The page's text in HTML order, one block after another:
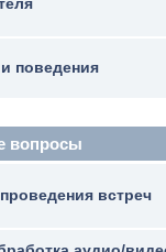
поведения
вопросы
встреч